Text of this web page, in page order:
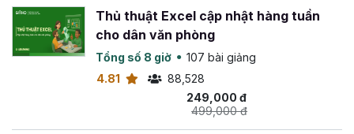
Thủ thuật Excel cập nhật hàng tuần
cho dân văn phòng
Tổng số 8 giờ
107 bài giảng
4.81
88,528
249,000 đ
499,000 đ